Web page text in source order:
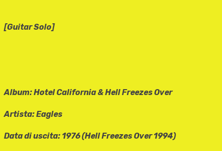
[Guitar Solo]
Album: Hotel California & Hell Freezes Over
Artista:Eagles
Data di uscita: 1976 (Hell Freezes Over 1994)